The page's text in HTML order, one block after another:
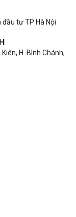
tư TP Hà Nội
H. Bình Chánh,